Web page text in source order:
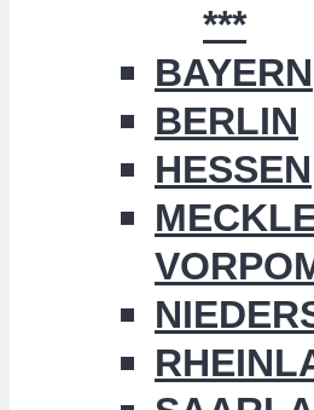
***
BAYERN
BERLIN
HESSEN